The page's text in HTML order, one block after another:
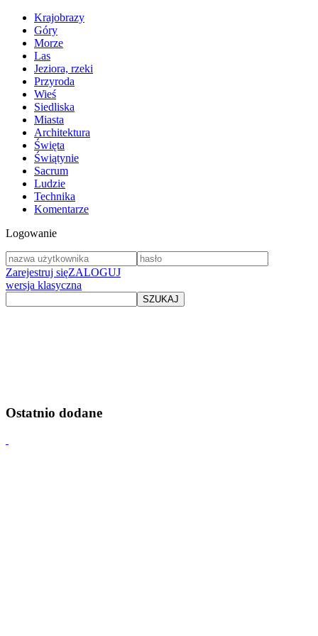
Krajobrazy
Góry
Morze
Las
Jeziora, rzeki
Przyroda
Wieś
Siedliska
Miasta
Architektura
Święta
Świątynie
Sacrum
Ludzie
Technika
Komentarze
Logowanie
Zarejestruj sięZALOGUJ
wersja klasyczna
Ostatnio dodane